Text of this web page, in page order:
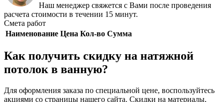
Наш менеджер свяжется с Вами после проведения
расчета стоимости в течении 15 минут.
Смета работ
Наименование Цена Кол-во Сумма
Как получить скидку на натяжной
потолок в ванную?
Для оформления заказа по специальной цене, воспользуйтесь
акциями со страницы нашего сайта. Скидки на материалы,